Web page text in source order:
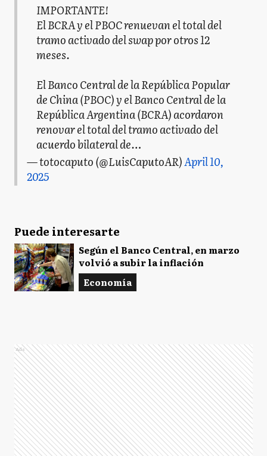
IMPORTANTE!
El BCRA y el PBOC renuevan el total del
tramo activado del swap por otros 12
meses.
El Banco Central de la República Popular
de China (PBOC) y el Banco Central de la
República Argentina (BCRA) acordaron
renovar el total del tramo activado del
acuerdo bilateral de…
— totocaputo (@LuisCaputoAR)April 10,
2025
Puede interesarte
Según el Banco Central, en marzo
volvió a subir la inflación
Economía
Ads